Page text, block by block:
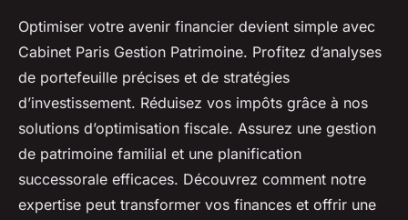
Optimiser votre avenir financier devient simple avec
Cabinet Paris Gestion Patrimoine. Profitez d’analyses
de portefeuille précises et de stratégies
d’investissement. Réduisez vos impôts grâce à nos
solutions d’optimisation fiscale. Assurez une gestion
de patrimoine familial et une planification
successorale efficaces. Découvrez comment notre
expertise peut transformer vos finances et offrir une